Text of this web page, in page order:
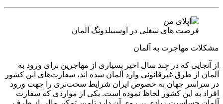
فرصت های شغلی در آوسبیلدونگ آلمان
مشکلات مهاجرت به آلمان
از آنجایی که در چند سال اخیر بسیاری از مهاجرین برای ورود به
آلمان از طرق غیرقانونی وارد آلمان شده اند، سفارت‌های این کشور
در سراسر جهان به خصوص ایران شرایط سخت‌تری را جهت ورود
افراد به این کشور لحاظ نموده است. یکی از مواردی که سفارت